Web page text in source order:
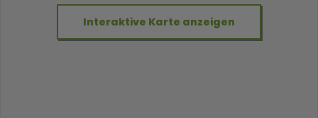
Interaktive Karte anzeigen